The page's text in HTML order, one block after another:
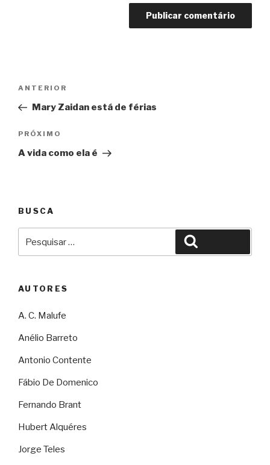
Post
Anterior
ANTERIOR
Mary Zaidan está de férias
Próximo
PRÓXIMO
A vida como ela é
BUSCA
AUTORES
A. C. Malufe
Anélio Barreto
Antonio Contente
Fábio De Domenico
Fernando Brant
Hubert Alquéres
Jorge Teles